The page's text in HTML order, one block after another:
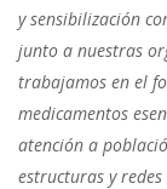
y sensibilización
junto a nuestras
trabajamos en el
medicamentos
atención a
estructuras y